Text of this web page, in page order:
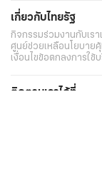
เกี่ยวกับไทยรัฐ
กิจกรรมร่วมงานกับเรา
ศูนย์ช่วยเหลือนโยบาย
เงื่อนไขข้อตกลงการใช้
ติดตามเราได้ที่